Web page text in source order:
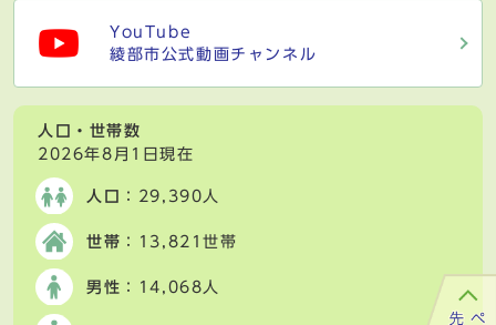
YouTube
綾部市公式動画チャンネル
人口・世帯数
2026年8月1日現在
人口 ：29,390人
世帯 ：13,821世帯
男性 ：14,068人